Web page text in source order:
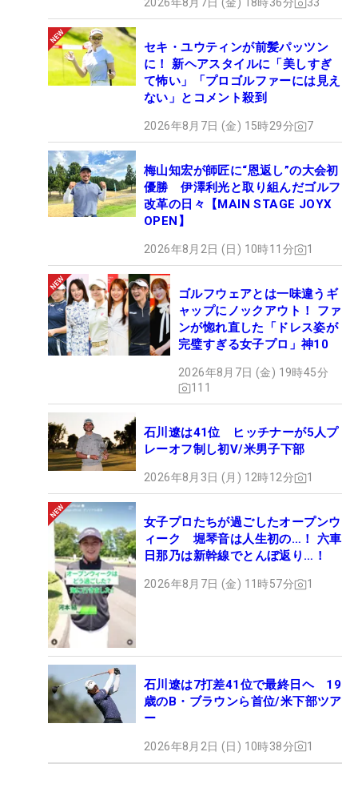
2026年8月7日 (金) 18時36分 33
セキ・ユウティンが前髪パッツン
に！ 新ヘアスタイルに「美しすぎ
て怖い」「プロゴルファーには見え
ない」とコメント殺到
2026年8月7日 (金) 15時29分 7
梅山知宏が師匠に“恩返し”の大会初
優勝 伊澤利光と取り組んだゴルフ
改革の日々【MAIN STAGE JOYX
OPEN】
2026年8月2日 (日) 10時11分 1
ゴルフウェアとは一味違うギ
ャップにノックアウト！ ファ
ンが惚れ直した「ドレス姿が
完璧すぎる女子プロ」神10
2026年8月7日 (金) 19時45分
111
石川遼は41位 ヒッチナーが5人プ
レーオフ制し初V/米男子下部
2026年8月3日 (月) 12時12分 1
女子プロたちが過ごしたオープンウ
ィーク 堀琴音は人生初の…！ 六車
日那乃は新幹線でとんぼ返り…！
2026年8月7日 (金) 11時57分 1
石川遼は7打差41位で最終日ヘ 19
歳のB・ブラウンら首位/米下部ツア
ー
2026年8月2日 (日) 10時38分 1